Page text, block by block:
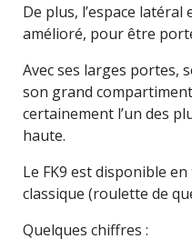
De plus, l’espace
amélioré, pour être
Avec ses larges portes,
son grand
certainement l’un des
haute.
Le FK9 est disponible
classique (roulette de
Quelques chiffres :